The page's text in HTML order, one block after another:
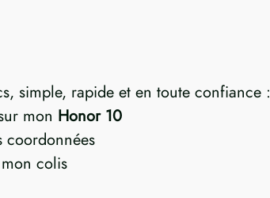
simple, rapide et en toute confiance :
mon Honor 10
coordonnées
colis